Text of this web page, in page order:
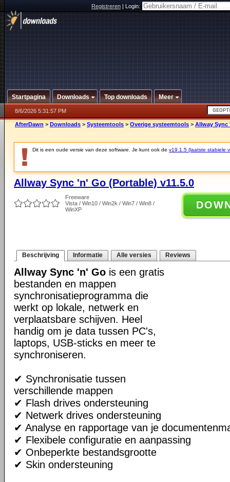
Registreren|Login:
Startpagina Downloads Top downloads Meer
8/6/2026 5:31:57 PM
AfterDawn > Downloads > Systeemtools > Overige systeemtools > Allway Sync
Dit is een oude versie van deze software. Je kunt ook de v19.1.5 (laatste stabiele
Allway Sync 'n' Go (Portable) v11.5.0
Freeware
Vista / Win10 / Win2k / Win7 / Win8 /
WinXP
Beschrijving Informatie Alle versies Reviews
Allway Sync 'n' Go is een gratis
bestanden en mappen
synchronisatieprogramma die
werkt op lokale, netwerk en
verplaatsbare schijven. Heel
handig om je data tussen PC's,
laptops, USB-sticks en meer te
synchroniseren.
✔ Synchronisatie tussen
verschillende mappen
✔ Flash drives ondersteuning
✔ Netwerk drives ondersteuning
✔ Analyse en rapportage van je
✔ Flexibele configuratie en aanpassing
✔ Onbeperkte bestandsgrootte
✔ Skin ondersteuning